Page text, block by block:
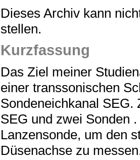
Dieses Archiv kann
stellen.
Kurzfassung
Das Ziel meiner
einer transsonischen
Sondeneichkanal SEG.
SEG und zwei Sonden
Lanzensonde, um den
Düsenachse zu